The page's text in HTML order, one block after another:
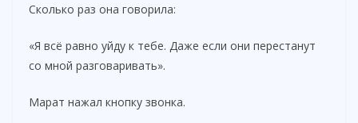
Сколько раз она говорила:
«Я всё равно уйду к тебе. Даже если они перестанут
со мной разговаривать».
Марат нажал кнопку звонка.